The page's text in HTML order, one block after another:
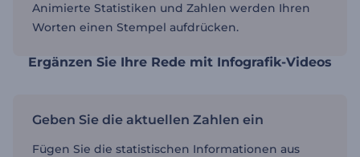
Animierte Statistiken und Zahlen werden Ihren
Worten einen Stempel aufdrücken.
Ergänzen Sie Ihre Rede mit Infografik-Videos
Geben Sie die aktuellen Zahlen ein
Fügen Sie die statistischen Informationen aus